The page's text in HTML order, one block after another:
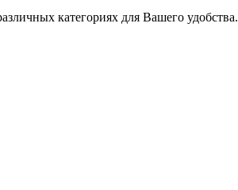
категориях для Вашего удобства.